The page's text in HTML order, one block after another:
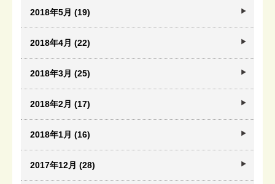
2018年5月 (19)
2018年4月 (22)
2018年3月 (25)
2018年2月 (17)
2018年1月 (16)
2017年12月 (28)